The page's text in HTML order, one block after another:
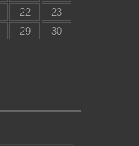
22
23
29
30